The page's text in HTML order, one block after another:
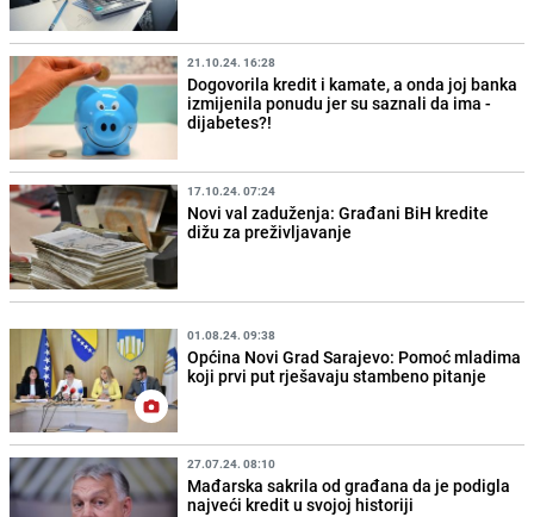
21.10.24. 16:28
Dogovorila kredit i kamate, a onda joj banka
izmijenila ponudu jer su saznali da ima -
dijabetes?!
17.10.24. 07:24
Novi val zaduženja: Građani BiH kredite
dižu za preživljavanje
01.08.24. 09:38
Općina Novi Grad Sarajevo: Pomoć mladima
koji prvi put rješavaju stambeno pitanje
27.07.24. 08:10
Mađarska sakrila od građana da je podigla
najveći kredit u svojoj historiji